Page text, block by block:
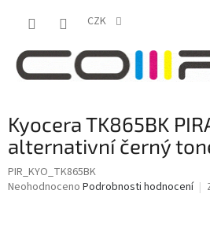
CZK
Kyocera TK865BK
alternativní černý
PIR_KYO_TK865BK
Průměrné
Neohodnoceno Podrobnosti hodnocení